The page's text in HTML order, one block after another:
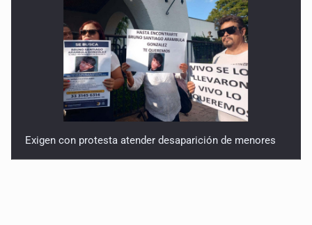
Exigen con protesta atender desaparición de menores